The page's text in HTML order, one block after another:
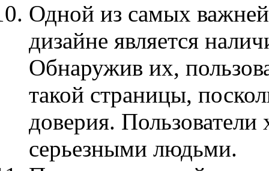
Одной из самых
дизайне является
Обнаружив их,
такой страницы,
доверия. Пользователи
серьезными людьми.